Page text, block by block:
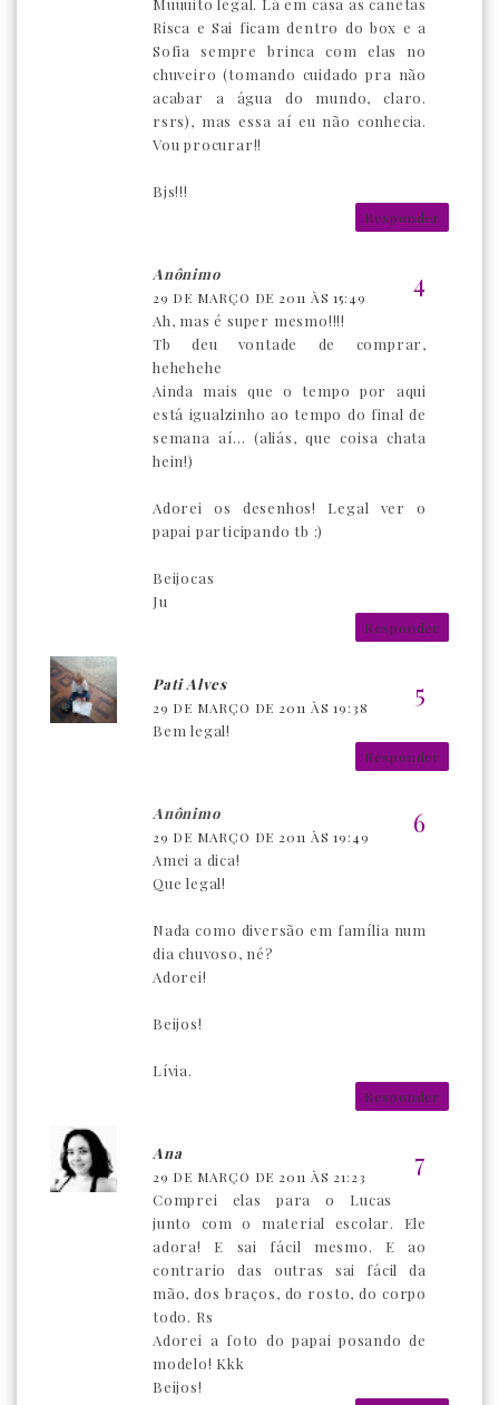
Muuuito legal. Lá em casa as canetas
Risca e Sai ficam dentro do box e a
Sofia sempre brinca com elas no
chuveiro (tomando cuidado pra não
acabar a água do mundo, claro.
rsrs), mas essa aí eu não conhecia.
Vou procurar!!
Bjs!!!
Responder
Anônimo
29 DE MARÇO DE 2011 ÀS 15:49
Ah, mas é super mesmo!!!!
Tb deu vontade de comprar,
hehehehe
Ainda mais que o tempo por aqui
está igualzinho ao tempo do final de
semana aí... (aliás, que coisa chata
hein!)
Adorei os desenhos! Legal ver o
papai participando tb :)
Beijocas
Ju
Responder
Pati Alves
29 DE MARÇO DE 2011 ÀS 19:38
Bem legal!
Responder
Anônimo
29 DE MARÇO DE 2011 ÀS 19:49
Amei a dica!
Que legal!
Nada como diversão em família num
dia chuvoso, né?
Adorei!
Beijos!
Lívia.
Responder
Ana
29 DE MARÇO DE 2011 ÀS 21:23
Comprei elas para o Lucas
junto com o material escolar. Ele
adora! E sai fácil mesmo. E ao
contrario das outras sai fácil da
mão, dos braços, do rosto, do corpo
todo. Rs
Adorei a foto do papai posando de
modelo! Kkk
Beijos!